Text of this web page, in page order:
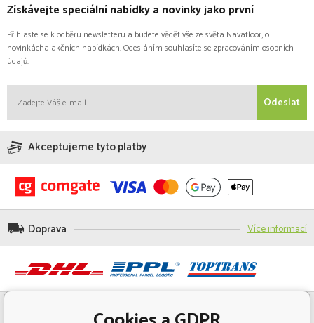
Získávejte speciální nabídky a novinky jako první
Přihlaste se k odběru newsletteru a budete vědět vše ze světa Navafloor, o
novinkácha akčních nabídkách. Odesláním souhlasíte se zpracováním osobních
údajů.
Odeslat
Akceptujeme tyto platby
Doprava Více informací